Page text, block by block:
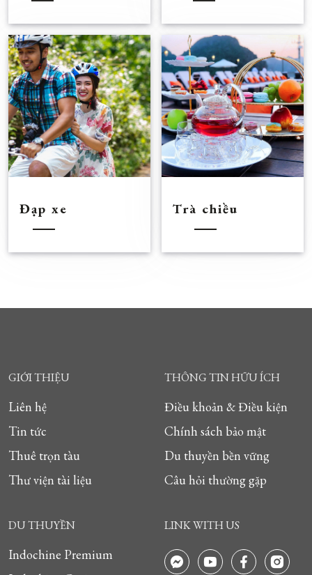
Đạp xe Trà chiều
GIỚI THIỆU
Liên hệ
Tin tức
Thuê trọn tàu
Thư viện tài liệu
THÔNG TIN HỮU ÍCH
Điều khoản & Điều kiện
Chính sách bảo mật
Du thuyền bền vững
Câu hỏi thường gặp
DU THUYỀN
Indochine Premium
LINK WITH US